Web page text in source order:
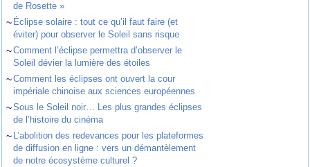
de Rosette »
~ Éclipse solaire : tout ce qu’il faut faire (et
éviter) pour observer le Soleil sans risque
~Comment l’éclipse permettra d’observer le
Soleil dévier la lumière des étoiles
~Comment les éclipses ont ouvert la cour
impériale chinoise aux sciences européennes
~Sous le Soleil noir… Les plus grandes éclipses
de l’histoire du cinéma
~ L’abolition des redevances pour les plateformes
de diffusion en ligne : vers un démantèlement
de notre écosystème culturel ?